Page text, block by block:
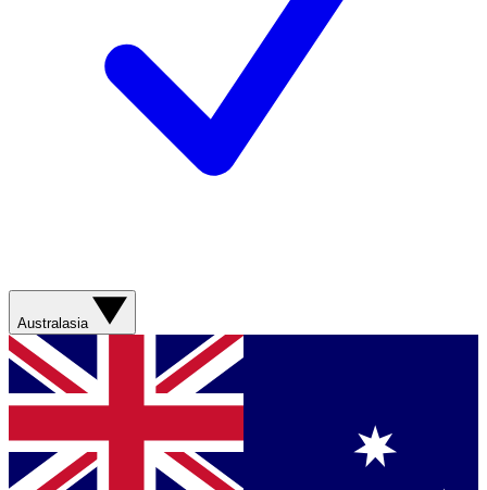
Australasia